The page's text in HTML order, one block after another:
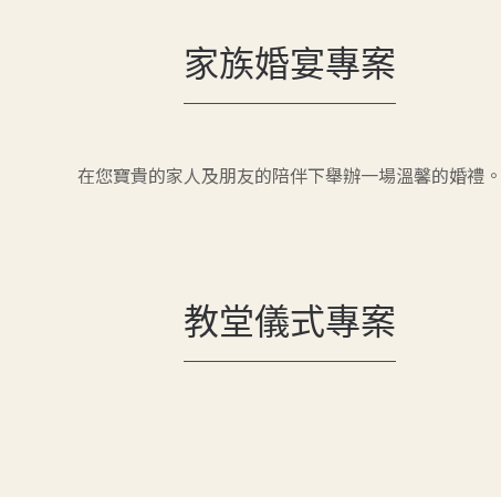
家族婚宴專案
在您寶貴的家人及朋友的陪伴下舉辦一場溫馨的婚禮。
教堂儀式專案